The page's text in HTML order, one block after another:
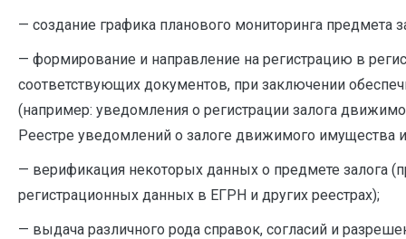
— создание графика планового мониторинга предмета
— формирование и направление на регистрацию в
соответствующих документов, при заключении
(например: уведомления о регистрации залога
Реестре уведомлений о залоге движимого имущества и
— верификация некоторых данных о предмете залога
регистрационных данных в ЕГРН и других реестрах);
— выдача различного рода справок, согласий и